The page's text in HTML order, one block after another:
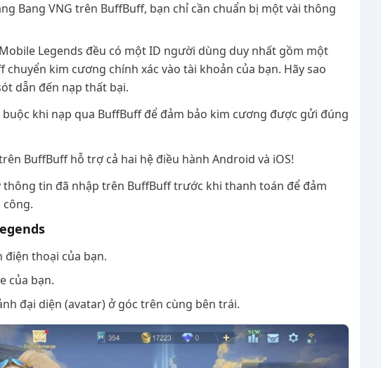
Bang VNG trên BuffBuff, bạn chỉ cần chuẩn bị một vài thông
Legends đều có một ID người dùng duy nhất gồm một
chuyển kim cương chính xác vào tài khoản của bạn. Hãy sao
dẫn đến nạp thất bại.
khi nạp qua BuffBuff để đảm bảo kim cương được gửi đúng
BuffBuff hỗ trợ cả hai hệ điều hành Android và iOS!
tin đã nhập trên BuffBuff trước khi thanh toán để đảm
điện thoại của bạn.
của bạn.
đại diện (avatar) ở góc trên cùng bên trái.